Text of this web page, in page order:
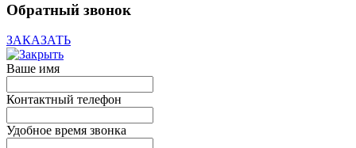
Обратный звонок
ЗАКАЗАТЬ
Ваше имя
Контактный телефон
Удобное время звонка